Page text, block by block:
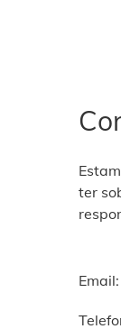
ter
Email: